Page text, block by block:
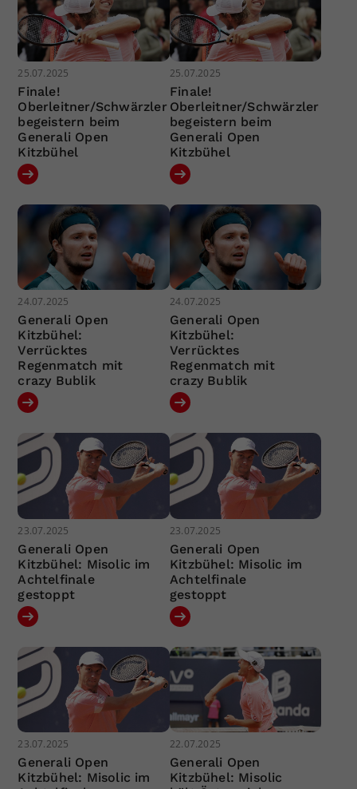
25.07.2025
Finale!
Oberleitner/Schwärzler
begeistern beim
Generali Open
Kitzbühel
25.07.2025
Finale!
Oberleitner/Schwärzler
begeistern beim
Generali Open
Kitzbühel
24.07.2025
Generali Open
Kitzbühel:
Verrücktes
Regenmatch mit
crazy Bublik
24.07.2025
Generali Open
Kitzbühel:
Verrücktes
Regenmatch mit
crazy Bublik
23.07.2025
Generali Open
Kitzbühel: Misolic im
Achtelfinale
gestoppt
23.07.2025
Generali Open
Kitzbühel: Misolic im
Achtelfinale
gestoppt
23.07.2025
Generali Open
Kitzbühel: Misolic im
22.07.2025
Generali Open
Kitzbühel: Misolic